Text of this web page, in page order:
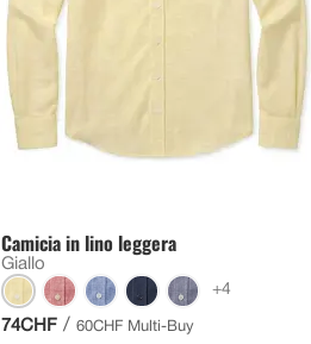
Camicia in lino leggera
Giallo
+4
74CHF / 60CHF Multi-Buy